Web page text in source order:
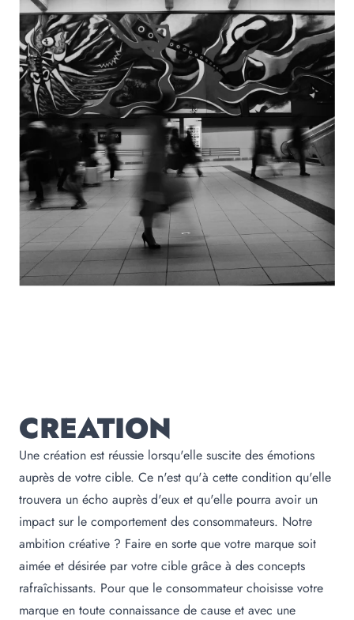
CREATION
Une création est réussie lorsqu'elle suscite des émotions
auprès de votre cible. Ce n'est qu'à cette condition qu'elle
trouvera un écho auprès d'eux et qu'elle pourra avoir un
impact sur le comportement des consommateurs. Notre
ambition créative ? Faire en sorte que votre marque soit
aimée et désirée par votre cible grâce à des concepts
rafraîchissants. Pour que le consommateur choisisse votre
marque en toute connaissance de cause et avec une